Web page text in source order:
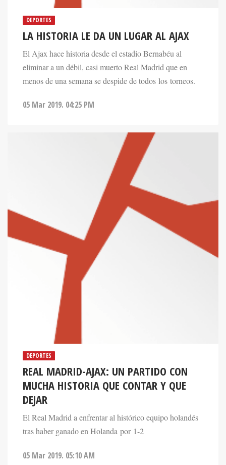
DEPORTES
LA HISTORIA LE DA UN LUGAR AL AJAX
El Ajax hace historia desde el estadio Bernabéu al
eliminar a un débil, casi muerto Real Madrid que en
menos de una semana se despide de todos los torneos.
05 Mar 2019. 04:25 PM
DEPORTES
REAL MADRID-AJAX: UN PARTIDO CON
MUCHA HISTORIA QUE CONTAR Y QUE
DEJAR
El Real Madrid a enfrentar al histórico equipo holandés
tras haber ganado en Holanda por 1-2
05 Mar 2019. 05:10 AM